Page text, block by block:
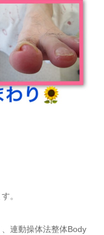
。
連動操体法整体Body